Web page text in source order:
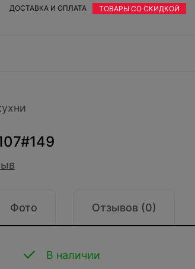
ДОСТАВКА И ОПЛАТА ТОВАРЫ СО СКИДКОЙ
Фото Отзывов (0)
В наличии